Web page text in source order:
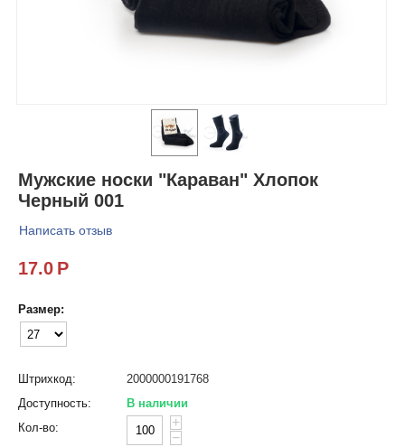
Мужские носки "Караван" Хлопок
Черный 001
Написать отзыв
17.0 Р
Размер:
Штрихкод:
2000000191768
Доступность:
В наличии
Кол-во:
+
−